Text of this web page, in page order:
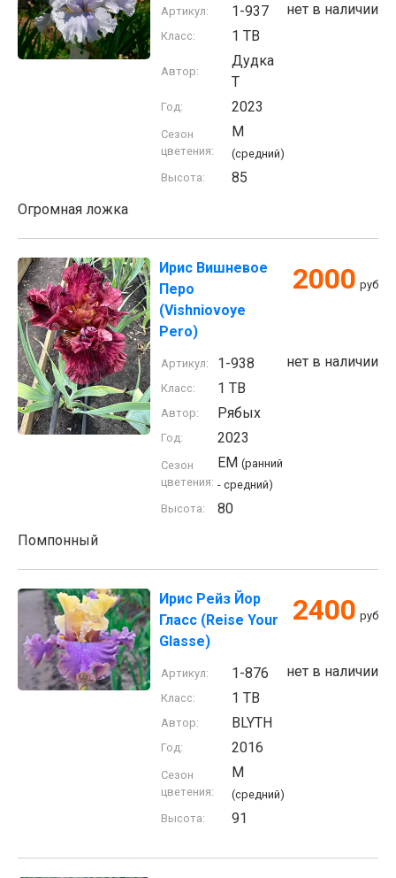
нет в наличии
Артикул: 1-937
Класс: 1 TB
Автор:
Дудка
Т
Год: 2023
Сезон
цветения:
M
(средний)
Высота:
85
Огромная ложка
Ирис Вишневое
Перо
(Vishniovoye
Pero)
2000 руб
нет в наличии
Артикул: 1-938
Класс: 1 TB
Автор: Рябых
Год: 2023
Сезон
цветения:
EM (ранний
- средний)
Высота:
80
Помпонный
Ирис Рейз Йор
Гласс (Reise Your
Glasse)
2400 руб
нет в наличии
Артикул: 1-876
Класс: 1 TB
Автор: BLYTH
Год: 2016
Сезон
цветения:
M
(средний)
Высота:
91